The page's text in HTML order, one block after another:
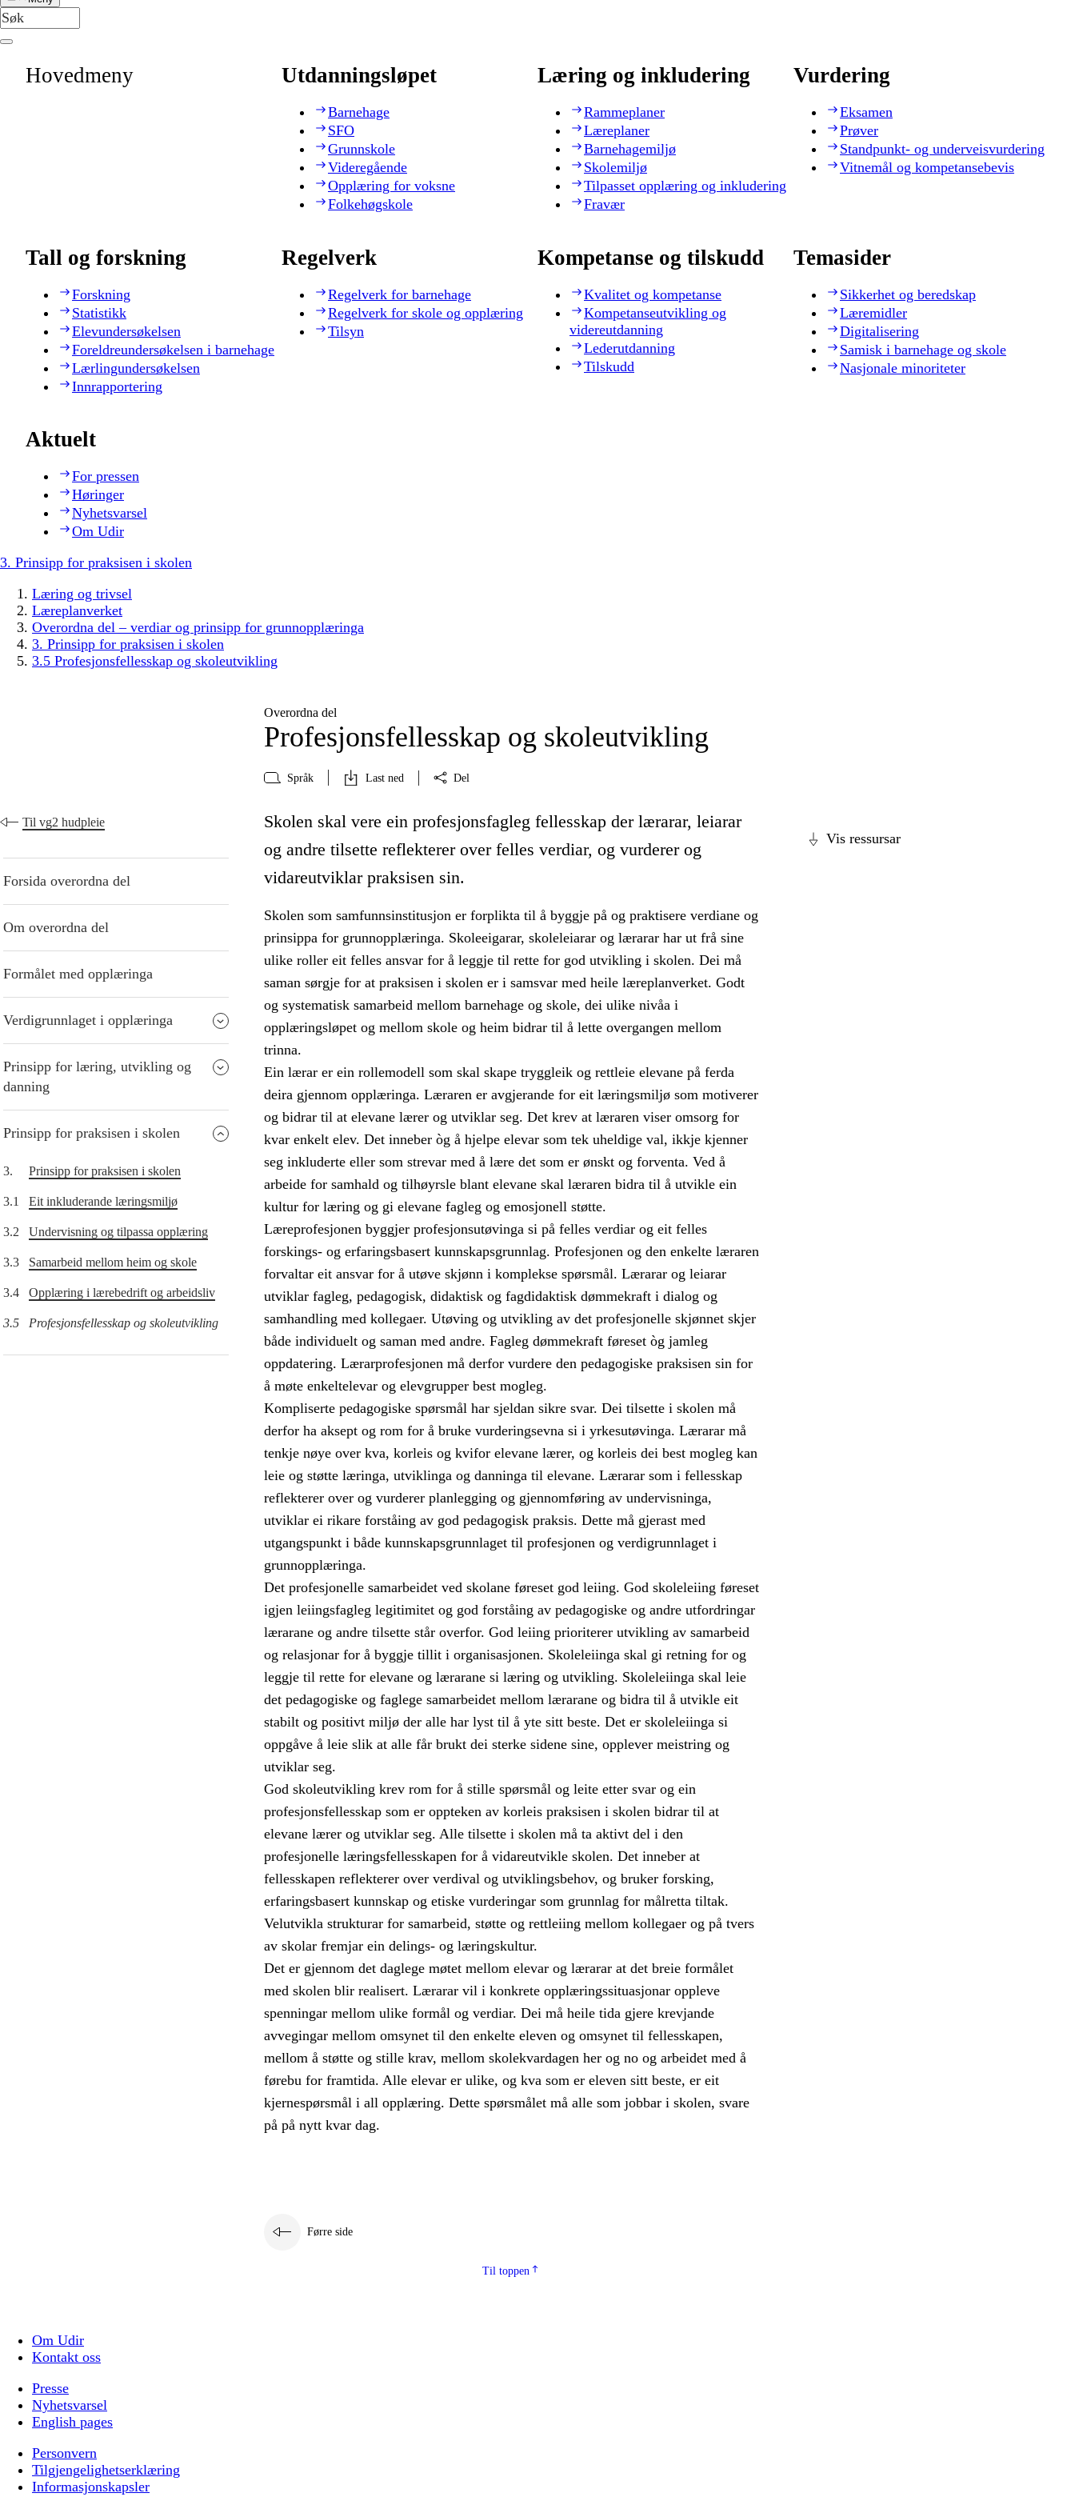
Hovedmeny Utdanningsløpet
Barnehage
SFO
Grunnskole
Videregående
Opplæring for voksne
Folkehøgskole
Læring og inkludering
Rammeplaner
Læreplaner
Barnehagemiljø
Skolemiljø
Tilpasset opplæring og inkludering
Fravær
Vurdering
Eksamen
Prøver
Standpunkt- og underveisvurdering
Vitnemål og kompetansebevis
Tall og forskning
Forskning
Statistikk
Elevundersøkelsen
Foreldreundersøkelsen i barnehage
Lærlingundersøkelsen
Innrapportering
Regelverk
Regelverk for barnehage
Regelverk for skole og opplæring
Tilsyn
Kompetanse og tilskudd
Kvalitet og kompetanse
Kompetanseutvikling og
videreutdanning
Lederutdanning
Tilskudd
Temasider
Sikkerhet og beredskap
Læremidler
Digitalisering
Samisk i barnehage og skole
Nasjonale minoriteter
Aktuelt
For pressen
Høringer
Nyhetsvarsel
Om Udir
3. Prinsipp for praksisen i skolen
Læring og trivsel
Læreplanverket
Overordna del – verdiar og prinsipp for grunnopplæringa
3. Prinsipp for praksisen i skolen
3.5 Profesjonsfellesskap og skoleutvikling
Overordna del
Profesjonsfellesskap og skoleutvikling
Språk Last ned Del
Til vg2 hudpleie
Forsida overordna del
Om overordna del
Formålet med opplæringa
Verdigrunnlaget i opplæringa
Prinsipp for læring, utvikling og
danning
Prinsipp for praksisen i skolen
3. Prinsipp for praksisen i skolen
3.1 Eit inkluderande læringsmiljø
3.2 Undervisning og tilpassa opplæring
3.3 Samarbeid mellom heim og skole
3.4 Opplæring i lærebedrift og arbeidsliv
3.5 Profesjonsfellesskap og skoleutvikling
Vis ressursar
Skolen skal vere ein profesjonsfagleg fellesskap der lærarar, leiarar
og andre tilsette reflekterer over felles verdiar, og vurderer og
vidareutviklar praksisen sin.
Skolen som samfunnsinstitusjon er forplikta til å byggje på og praktisere verdiane og
prinsippa for grunnopplæringa. Skoleeigarar, skoleleiarar og lærarar har ut frå sine
ulike roller eit felles ansvar for å leggje til rette for god utvikling i skolen. Dei må
saman sørgje for at praksisen i skolen er i samsvar med heile læreplanverket. Godt
og systematisk samarbeid mellom barnehage og skole, dei ulike nivåa i
opplæringsløpet og mellom skole og heim bidrar til å lette overgangen mellom
trinna.
Ein lærar er ein rollemodell som skal skape tryggleik og rettleie elevane på ferda
deira gjennom opplæringa. Læraren er avgjerande for eit læringsmiljø som motiverer
og bidrar til at elevane lærer og utviklar seg. Det krev at læraren viser omsorg for
kvar enkelt elev. Det inneber òg å hjelpe elevar som tek uheldige val, ikkje kjenner
seg inkluderte eller som strevar med å lære det som er ønskt og forventa. Ved å
arbeide for samhald og tilhøyrsle blant elevane skal læraren bidra til å utvikle ein
kultur for læring og gi elevane fagleg og emosjonell støtte.
Læreprofesjonen byggjer profesjonsutøvinga si på felles verdiar og eit felles
forskings- og erfaringsbasert kunnskapsgrunnlag. Profesjonen og den enkelte læraren
forvaltar eit ansvar for å utøve skjønn i komplekse spørsmål. Lærarar og leiarar
utviklar fagleg, pedagogisk, didaktisk og fagdidaktisk dømmekraft i dialog og
samhandling med kollegaer. Utøving og utvikling av det profesjonelle skjønnet skjer
både individuelt og saman med andre. Fagleg dømmekraft føreset òg jamleg
oppdatering. Lærarprofesjonen må derfor vurdere den pedagogiske praksisen sin for
å møte enkeltelevar og elevgrupper best mogleg.
Kompliserte pedagogiske spørsmål har sjeldan sikre svar. Dei tilsette i skolen må
derfor ha aksept og rom for å bruke vurderingsevna si i yrkesutøvinga. Lærarar må
tenkje nøye over kva, korleis og kvifor elevane lærer, og korleis dei best mogleg kan
leie og støtte læringa, utviklinga og danninga til elevane. Lærarar som i fellesskap
reflekterer over og vurderer planlegging og gjennomføring av undervisninga,
utviklar ei rikare forståing av god pedagogisk praksis. Dette må gjerast med
utgangspunkt i både kunnskapsgrunnlaget til profesjonen og verdigrunnlaget i
grunnopplæringa.
Det profesjonelle samarbeidet ved skolane føreset god leiing. God skoleleiing føreset
igjen leiingsfagleg legitimitet og god forståing av pedagogiske og andre utfordringar
lærarane og andre tilsette står overfor. God leiing prioriterer utvikling av samarbeid
og relasjonar for å byggje tillit i organisasjonen. Skoleleiinga skal gi retning for og
leggje til rette for elevane og lærarane si læring og utvikling. Skoleleiinga skal leie
det pedagogiske og faglege samarbeidet mellom lærarane og bidra til å utvikle eit
stabilt og positivt miljø der alle har lyst til å yte sitt beste. Det er skoleleiinga si
oppgåve å leie slik at alle får brukt dei sterke sidene sine, opplever meistring og
utviklar seg.
God skoleutvikling krev rom for å stille spørsmål og leite etter svar og ein
profesjonsfellesskap som er oppteken av korleis praksisen i skolen bidrar til at
elevane lærer og utviklar seg. Alle tilsette i skolen må ta aktivt del i den
profesjonelle læringsfellesskapen for å vidareutvikle skolen. Det inneber at
fellesskapen reflekterer over verdival og utviklingsbehov, og bruker forsking,
erfaringsbasert kunnskap og etiske vurderingar som grunnlag for målretta tiltak.
Velutvikla strukturar for samarbeid, støtte og rettleiing mellom kollegaer og på tvers
av skolar fremjar ein delings- og læringskultur.
Det er gjennom det daglege møtet mellom elevar og lærarar at det breie formålet
med skolen blir realisert. Lærarar vil i konkrete opplæringssituasjonar oppleve
spenningar mellom ulike formål og verdiar. Dei må heile tida gjere krevjande
avvegingar mellom omsynet til den enkelte eleven og omsynet til fellesskapen,
mellom å støtte og stille krav, mellom skolekvardagen her og no og arbeidet med å
førebu for framtida. Alle elevar er ulike, og kva som er eleven sitt beste, er eit
kjernespørsmål i all opplæring. Dette spørsmålet må alle som jobbar i skolen, svare
på på nytt kvar dag.
Førre side
Til toppen
Om Udir
Kontakt oss
Presse
Nyhetsvarsel
English pages
Personvern
Tilgjengelighetserklæring
Informasjonskapsler